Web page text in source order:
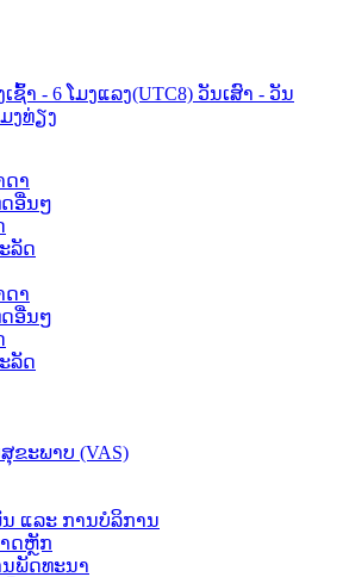
ຊົ້າ - 6 ໂມງແລງ(UTC8) ວັນເສົາ - ວັນ
ງທ່ຽງ
ດາ
ດອື່ນໆ
ລັດ
ດາ
ດອື່ນໆ
ລັດ
ຂະພາບ (VAS)
ແລະ ການບໍລິການ
ດຫຼັກ
ພັດທະນາ